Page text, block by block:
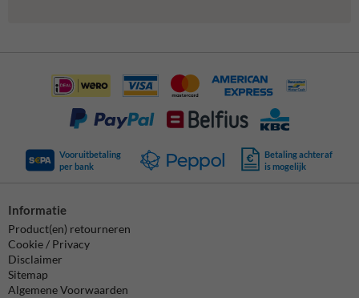
Vooruitbetaling
per bank
Betaling achteraf
is mogelijk
Informatie
Product(en) retourneren
Cookie / Privacy
Disclaimer
Sitemap
Algemene Voorwaarden